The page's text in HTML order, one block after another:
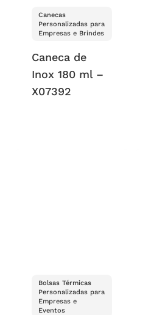
Canecas
Personalizadas para
Empresas e Brindes
Caneca de
Inox 180 ml –
X07392
Bolsas Térmicas
Personalizadas para
Empresas e
Eventos